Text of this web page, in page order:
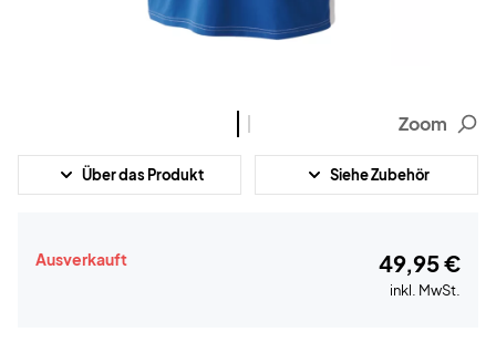
Zoom
Über das Produkt Siehe Zubehör
Ausverkauft 49,95 €
inkl. MwSt.